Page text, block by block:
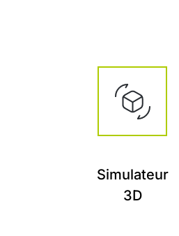
Simulateur
3D